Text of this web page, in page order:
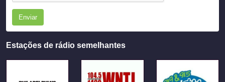
Enviar
Estações de rádio semelhantes